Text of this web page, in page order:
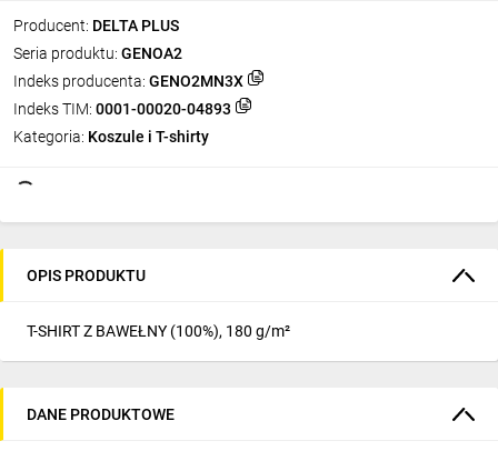
Producent: DELTA PLUS
Seria produktu: GENOA2
Indeks producenta: GENO2MN3X
Indeks TIM: 0001-00020-04893
Kategoria: Koszule i T-shirty
OPIS PRODUKTU
T-SHIRT Z BAWEŁNY (100%), 180 g/m²
DANE PRODUKTOWE